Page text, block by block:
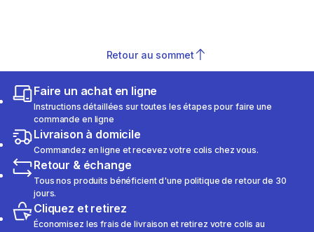
Retour au sommet
Faire un achat en ligne
Instructions détaillées sur toutes les étapes pour faire une
commande en ligne
Livraison à domicile
Commandez en ligne et recevez votre colis chez vous.
Retour & échange
Tous nos produits bénéficient d'une politique de retour de 30
jours.
Cliquez et retirez
Économisez les frais de livraison et retirez votre colis au